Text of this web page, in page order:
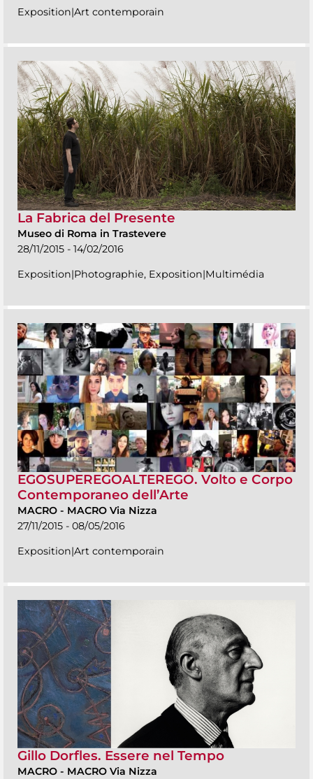
Exposition|Art contemporain
La Fabrica del Presente
Museo di Roma in Trastevere
28/11/2015 - 14/02/2016
Exposition|Photographie, Exposition|Multimédia
EGOSUPEREGOALTEREGO. Volto e Corpo
Contemporaneo dell’Arte
MACRO - MACRO Via Nizza
27/11/2015 - 08/05/2016
Exposition|Art contemporain
Gillo Dorfles. Essere nel Tempo
MACRO - MACRO Via Nizza